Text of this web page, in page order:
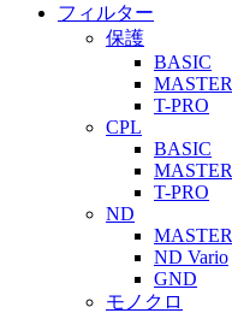
フィルター
保護
BASIC
MASTER
T-PRO
CPL
BASIC
MASTER
T-PRO
ND
MASTER
ND Vario
GND
モノクロ